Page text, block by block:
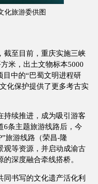
化旅游委供图
截至目前，重庆实施三峡
米，出土文物标本5000
目中的“巴蜀文明进程研
化保护提供了更多考古实
持续推进，成为吸引游客
6条主题旅游线路后，今
旅游线路（荣昌-隆
观等资源，并启动成渝古
深度融合牵线搭桥。
书写的文化遗产活化利